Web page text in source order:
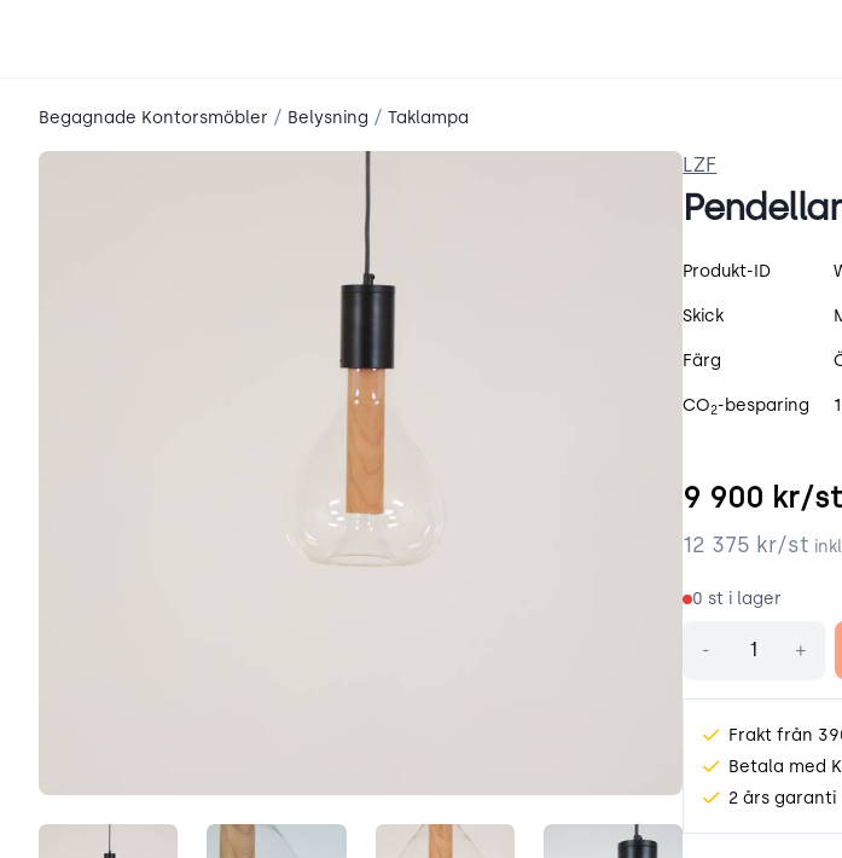
Begagnade Kontorsmöbler / Belysning / Taklampa
GYcGryxUWfCR.jpegK4cnBAiB6TBL.jpeg WD7Xbb8zAOYD.jpeg6qToZVRAACzG.jpeg
LZF
Produkt-ID
Skick
Färg
CO2-besparing
9 900 kr/st
12 375 kr/st
0 st i lager
- +
Frakt från
Betala med
2 års garanti